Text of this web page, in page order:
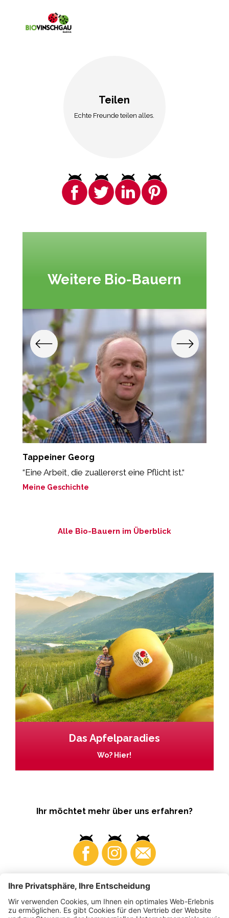
Teilen
Echte Freunde teilen alles.
Weitere Bio-Bauern
Tappeiner Georg
“Eine Arbeit, die zuallererst eine Pflicht ist.“
Meine Geschichte
Alle Bio-Bauern im Überblick
Das Apfelparadies
Wo? Hier!
Ihr möchtet mehr über uns erfahren?
Business Produzenten